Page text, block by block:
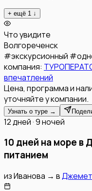
+ ещё 1 ↓
Что увидите
Волгореченск
#экскурсионный #
компания:
впечатлений
Цена, программа и
уточняйте у компании.
Узнать о туре →
12 дней · 9 ночей
10 дней на море в
питанием
изИванова → в